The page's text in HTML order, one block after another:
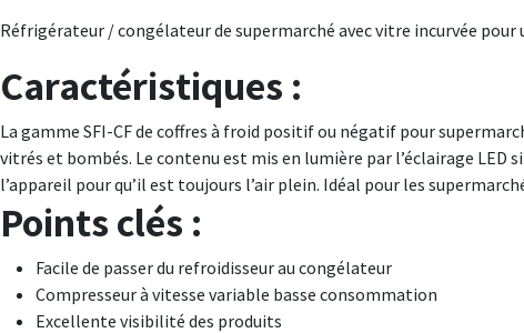
Réfrigérateur / congélateur de supermarché avec vitre incurvée
Caractéristiques :
La gamme SFI-CF de coffres à froid positif ou négatif pour
vitrés et bombés. Le contenu est mis en lumière par l’éclairage LED
l’appareil pour qu’il est toujours l’air plein. Idéal pour les
Points clés :
Facile de passer du refroidisseur au congélateur
Compresseur à vitesse variable basse consommation
Excellente visibilité des produits